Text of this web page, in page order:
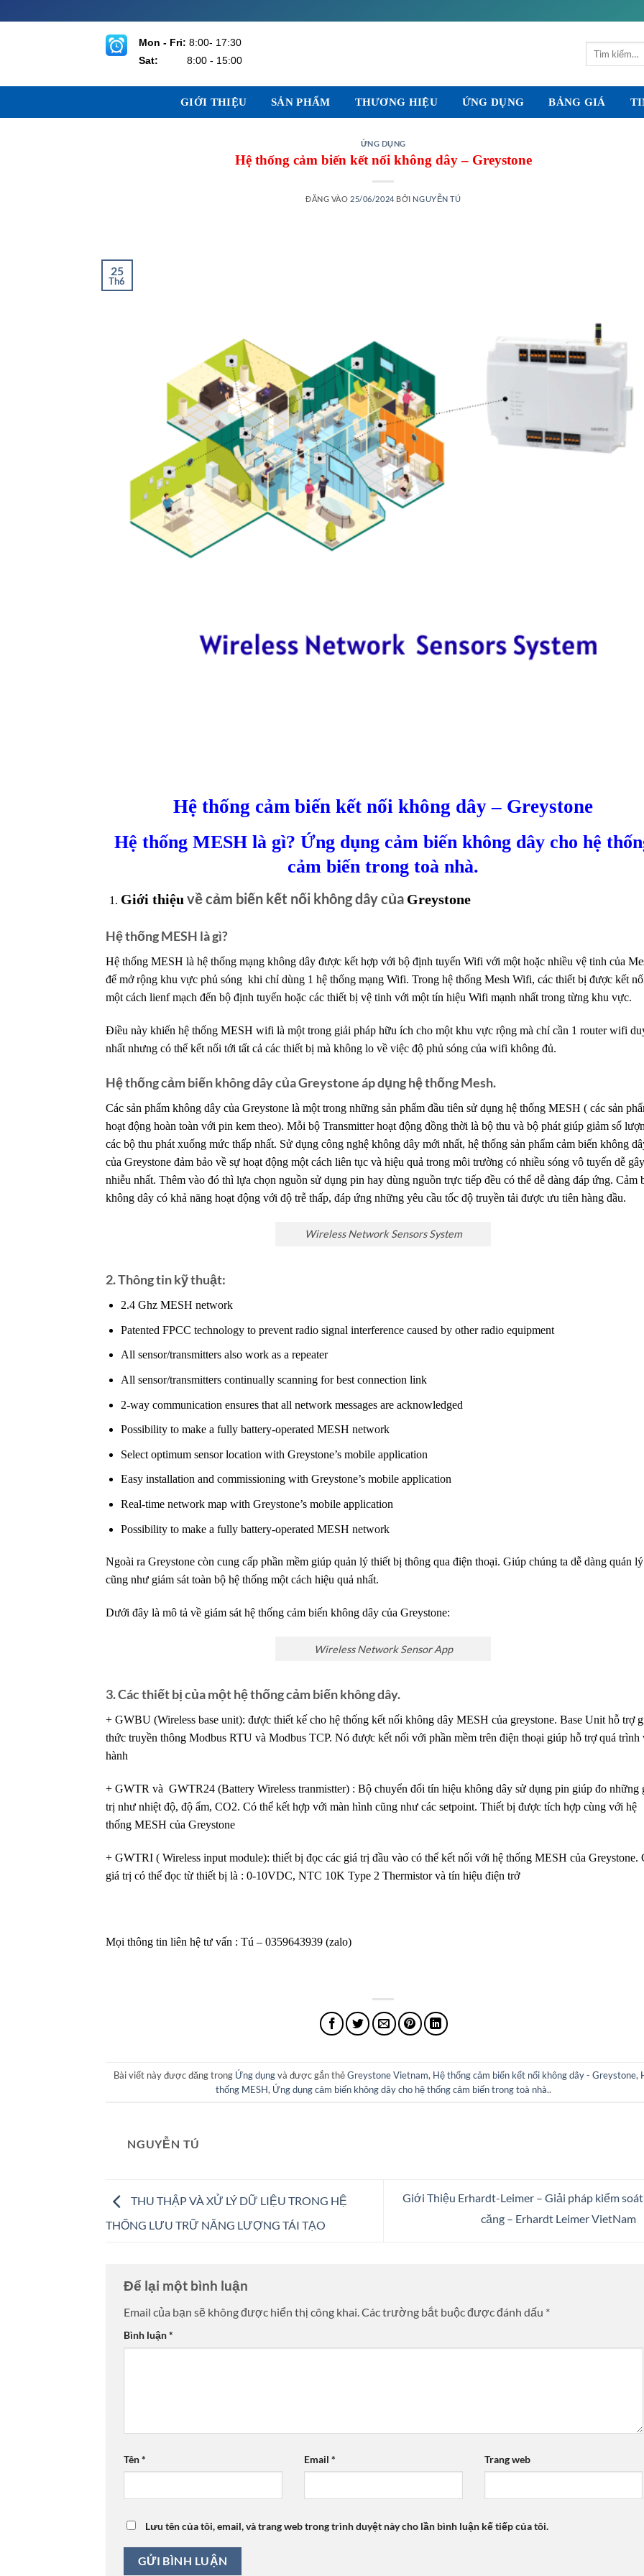
qua
Mon - Fri: 8:00- 17:30
Sat:
8:00 - 15:00
Tìm
GIỚI THIỆU SẢN PHẨM THƯƠNG HIỆU ỨNG DỤNG BẢNG GIÁ
ỨNG DỤNG
Hệ thống cảm biến kết nối không dây – Greystone
ĐĂNG VÀO 25/06/2024 BỞI NGUYỄN TÚ
25
Th6
Hệ thống cảm biến kết nối không dây – Greystone
Hệ thống MESH là gì? Ứng dụng cảm biến không dây cho hệ
cảm biến trong toà nhà.
Giới thiệuvề cảm biến kết nối không dây của Greystone
Hệ thống MESH là gì?
Hệ thống MESH là hệ thống mạng không dây được kết hợp với bộ định tuyến Wifi với một hoặc nhiều vệ tinh của
để mở rộng khu vực phủ sóng khi chỉ dùng 1 hệ thống mạng Wifi. Trong hệ thống Mesh Wifi, các thiết bị được kết
một cách lienf mạch đến bộ định tuyến hoặc các thiết bị vệ tinh với một tín hiệu Wifi mạnh nhất trong từng khu vực.
Điều này khiến hệ thống MESH wifi là một trong giải pháp hữu ích cho một khu vực rộng mà chỉ cần 1 router wifi
nhất nhưng có thể kết nối tới tất cả các thiết bị mà không lo về việc độ phủ sóng của wifi không đủ.
Hệ thống cảm biến không dây của Greystone áp dụng hệ thống Mesh.
Các sản phẩm không dây của Greystone là một trong những sản phẩm đầu tiên sử dụng hệ thống MESH ( các sản
hoạt động hoàn toàn với pin kem theo). Mỗi bộ Transmitter hoạt động đồng thời là bộ thu và bộ phát giúp giảm số
các bộ thu phát xuống mức thấp nhất. Sử dụng công nghệ không dây mới nhất, hệ thống sản phẩm cảm biến không
của Greystone đảm bảo về sự hoạt động một cách liên tục và hiệu quả trong môi trường có nhiều sóng vô tuyến dễ gây
nhiễu nhất. Thêm vào đó thì lựa chọn nguồn sử dụng pin hay dùng nguồn trực tiếp đều có thể dễ dàng đáp ứng. Cảm
không dây có khả năng hoạt động với độ trễ thấp, đáp ứng những yêu cầu tốc độ truyền tải được ưu tiên hàng đầu.
Wireless Network Sensors System
2. Thông tin kỹ thuật:
2.4 Ghz MESH network
Patented FPCC technology to prevent radio signal interference caused by other radio equipment
All sensor/transmitters also work as a repeater
All sensor/transmitters continually scanning for best connection link
2-way communication ensures that all network messages are acknowledged
Possibility to make a fully battery-operated MESH network
Select optimum sensor location with Greystone’s mobile application
Easy installation and commissioning with Greystone’s mobile application
Real-time network map with Greystone’s mobile application
Possibility to make a fully battery-operated MESH network
Ngoài ra Greystone còn cung cấp phần mềm giúp quản lý thiết bị thông qua điện thoại. Giúp chúng ta dễ dàng quản lý
cũng như giám sát toàn bộ hệ thống một cách hiệu quả nhất.
Dưới đây là mô tả về giám sát hệ thống cảm biến không dây của Greystone:
Wireless Network Sensor App
3. Các thiết bị của một hệ thống cảm biến không dây.
+ GWBU (Wireless base unit): được thiết kế cho hệ thống kết nối không dây MESH của greystone. Base Unit hỗ trợ
thức truyền thông Modbus RTU và Modbus TCP. Nó được kết nối với phần mềm trên điện thoại giúp hỗ trợ quá trình
hành
+ GWTR và GWTR24 (Battery Wireless tranmistter) : Bộ chuyển đổi tín hiệu không dây sử dụng pin giúp đo những
trị như nhiệt độ, độ ẩm, CO2. Có thể kết hợp với màn hình cũng như các setpoint. Thiết bị được tích hợp cùng với hệ
thống MESH của Greystone
+ GWTRI ( Wireless input module): thiết bị đọc các giá trị đầu vào có thể kết nối với hệ thống MESH của Greystone.
giá trị có thể đọc từ thiết bị là : 0-10VDC, NTC 10K Type 2 Thermistor và tín hiệu điện trở
Mọi thông tin liên hệ tư vấn : Tú – 0359643939 (zalo)
Bài viết này được đăng trong Ứng dụngvà được gắn thẻGreystone Vietnam, Hệ thống cảm biến kết nối không dây - Greystone,
thống MESH, Ứng dụng cảm biến không dây cho hệ thống cảm biến trong toà nhà..
NGUYỄN TÚ
THU THẬP VÀ XỬ LÝ DỮ LIỆU TRONG HỆ
THỐNG LƯU TRỮ NĂNG LƯỢNG TÁI TẠO
Giới Thiệu Erhardt-Leimer – Giải pháp kiểm
căng – Erhardt Leimer VietNam
Để lại một bình luận
Email của bạn sẽ không được hiển thị công khai.Các trường bắt buộc được đánh dấu *
Bình luận*
Tên* Email * Trang web
Lưu tên của tôi, email, và trang web trong trình duyệt này cho lần bình luận kế tiếp của tôi.